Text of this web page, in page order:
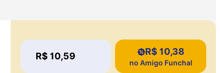
Price:
R$ 10,59 Price:
R$ 10,38
no Amigo Funchal